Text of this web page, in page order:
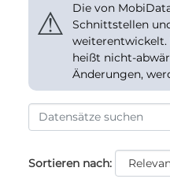
⚠
Die von
Schnittstellen
weiterentwickelt.
heißt nicht-
Änderungen,
Sortieren nach